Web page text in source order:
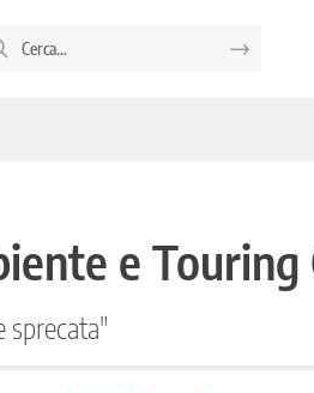
e Touring
sprecata"